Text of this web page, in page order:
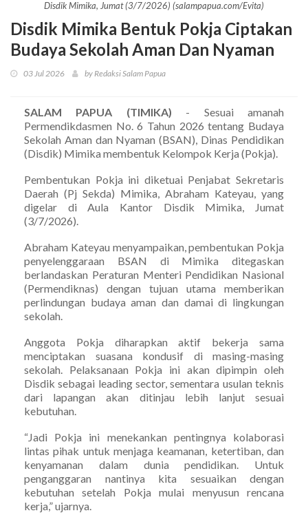
Disdik Mimika, Jumat (3/7/2026) (salampapua.com/Evita)
Disdik Mimika Bentuk Pokja Ciptakan
Budaya Sekolah Aman Dan Nyaman
03 Jul 2026 by Redaksi Salam Papua
SALAM PAPUA (TIMIKA) - Sesuai amanah
Permendikdasmen No. 6 Tahun 2026 tentang Budaya
Sekolah Aman dan Nyaman (BSAN), Dinas Pendidikan
(Disdik) Mimika membentuk Kelompok Kerja (Pokja).
Pembentukan Pokja ini diketuai Penjabat Sekretaris
Daerah (Pj Sekda) Mimika, Abraham Kateyau, yang
digelar di Aula Kantor Disdik Mimika, Jumat
(3/7/2026).
Abraham Kateyau menyampaikan, pembentukan Pokja
penyelenggaraan BSAN di Mimika ditegaskan
berlandaskan Peraturan Menteri Pendidikan Nasional
(Permendiknas) dengan tujuan utama memberikan
perlindungan budaya aman dan damai di lingkungan
sekolah.
Anggota Pokja diharapkan aktif bekerja sama
menciptakan suasana kondusif di masing-masing
sekolah. Pelaksanaan Pokja ini akan dipimpin oleh
Disdik sebagai leading sector, sementara usulan teknis
dari lapangan akan ditinjau lebih lanjut sesuai
kebutuhan.
“Jadi Pokja ini menekankan pentingnya kolaborasi
lintas pihak untuk menjaga keamanan, ketertiban, dan
kenyamanan dalam dunia pendidikan. Untuk
penganggaran nantinya kita sesuaikan dengan
kebutuhan setelah Pokja mulai menyusun rencana
kerja,” ujarnya.